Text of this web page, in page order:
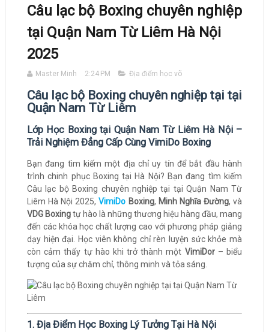
Câu lạc bộ Boxing chuyên nghiệp
tại Quận Nam Từ Liêm Hà Nội
2025
Master Minh 2:24 PM Địa điểm học võ
Câu lạc bộ Boxing chuyên nghiệp tại tại
Quận Nam Từ Liêm
Lớp Học Boxing tại Quận Nam Từ Liêm Hà Nội –
Trải Nghiệm Đẳng Cấp Cùng VimiDo Boxing
Bạn đang tìm kiếm một địa chỉ uy tín để bắt đầu hành
trình chinh phục Boxing tại Hà Nội? Bạn đang tìm kiếm
Câu lạc bộ Boxing chuyên nghiệp tại tại Quận Nam Từ
Liêm Hà Nội 2025,VimiDo Boxing, Minh Nghĩa Đường, và
VDG Boxingtự hào là những thương hiệu hàng đầu, mang
đến các khóa học chất lượng cao với phương pháp giảng
dạy hiện đại. Học viên không chỉ rèn luyện sức khỏe mà
còn cảm thấy tự hào khi trở thành một VimiDor– biểu
tượng của sự chăm chỉ, thông minh và tỏa sáng.
1. Địa Điểm Học Boxing Lý Tưởng Tại Hà Nội